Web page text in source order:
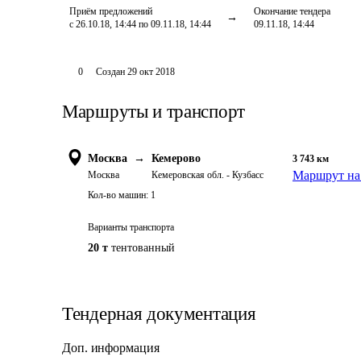
Приём предложений
с 26.10.18, 14:44 по 09.11.18, 14:44
Окончание тендера
09.11.18, 14:44
0 Создан 29 окт 2018
Маршруты и транспорт
Москва →
Москва
Кемерово
Кемеровская обл. - Кузбасс
3 743 км
Маршрут на
Кол-во машин: 1
Варианты транспорта
20 т тентованный
Тендерная документация
Доп. информация